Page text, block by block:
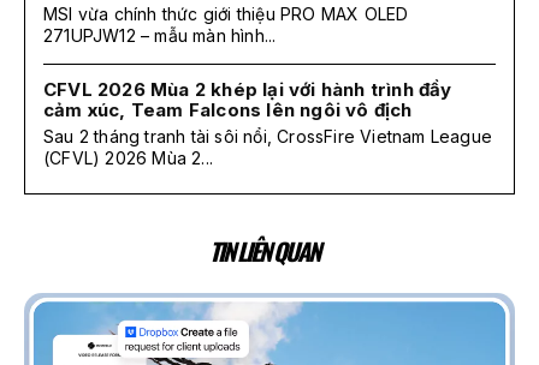
MSI vừa chính thức giới thiệu PRO MAX OLED
271UPJW12 – mẫu màn hình...
CFVL 2026 Mùa 2 khép lại với hành trình đầy
cảm xúc, Team Falcons lên ngôi vô địch
Sau 2 tháng tranh tài sôi nổi, CrossFire Vietnam League
(CFVL) 2026 Mùa 2...
TIN LIÊN QUAN